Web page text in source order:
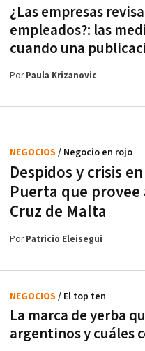
¿Las empresas
empleados?: las
cuando una
PorPaula Krizanovic
Despidos y crisis
Puerta que provee
Cruz de Malta
NEGOCIOS / Negocio en rojo
PorPatricio Eleisegui
La marca de yerba
argentinos y cuáles
NEGOCIOS / El top ten